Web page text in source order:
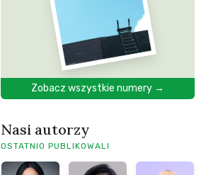
Zobacz wszystkie numery →
Nasi autorzy
OSTATNIO PUBLIKOWALI